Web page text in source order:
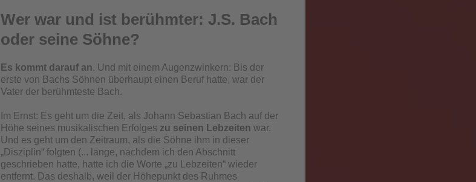
Wer war und ist berühmter: J.S. Bach
oder seine Söhne?
Es kommt darauf an. Und mit einem Augenzwinkern: Bis der
erste von Bachs Söhnen überhaupt einen Beruf hatte, war der
Vater der berühmteste Bach.
Im Ernst: Es geht um die Zeit, als Johann Sebastian Bach auf der
Höhe seines musikalischen Erfolges zu seinen Lebzeiten war.
Und es geht um den Zeitraum, als die Söhne ihm in dieser
„Disziplin“ folgten (... lange, nachdem ich den Abschnitt
geschrieben hatte, hatte ich die Worte „zu Lebzeiten“ wieder
entfernt. Das deshalb, weil der Höhepunkt des Ruhmes